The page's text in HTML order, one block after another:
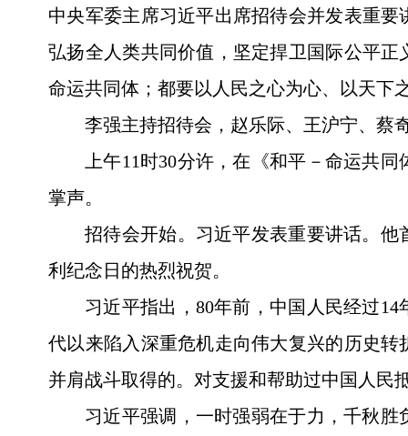
中央军委主席习近平出席招待会并发表重
弘扬全人类共同价值，坚定捍卫国际公平
命运共同体；都要以人民之心为心、以天下
李强主持招待会，赵乐际、王沪宁、蔡
上午11时30分许，在《和平－命运共
掌声。
招待会开始。习近平发表重要讲话。
利纪念日的热烈祝贺。
习近平指出，80年前，中国人民经过
代以来陷入深重危机走向伟大复兴的历史
并肩战斗取得的。对支援和帮助过中国人民
习近平强调，一时强弱在于力，千秋